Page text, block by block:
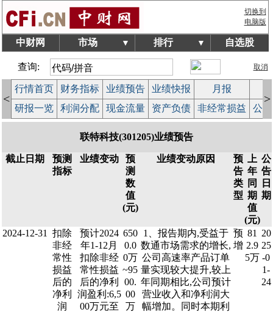
切换到
电脑版
中财网 市场 ▼ 排行 ▼ 自选股
查询: 取消
<
行情首页 财务指标 业绩预告 业绩快报 月报
研报一览
利润分配 现金流量 资产负债 非经常损益 公
>
联特科技(301205)业绩预告
截止日期
预测
指标
业绩变动
预
测
数
值
(元)
业绩变动原因
预
告
类
型
上
年
同
期
值
(元)
公
告
日
期
2024-12-31
扣除
非经
常性
损益
后的
净利
润
预计2024
年1-12月
扣除非经
常性损益
后的净利
润盈利:6,5
00万元至
650
0.0
0万
~95
00.
00
万
1、报告期内,受益于
数通市场需求的增长,
公司高速率产品订单
量实现较大提升,较上
年同期相比,公司预计
营业收入和净利润大
幅增加。同时本期利
预
增
81
2.9
5万
20
25
-0
1-
24